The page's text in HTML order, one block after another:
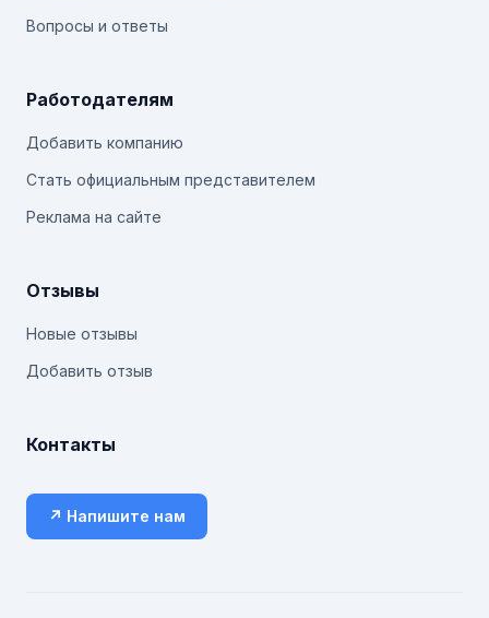
Вопросы и ответы
Работодателям
Добавить компанию
Стать официальным представителем
Реклама на сайте
Отзывы
Новые отзывы
Добавить отзыв
Контакты
↗ Напишите нам